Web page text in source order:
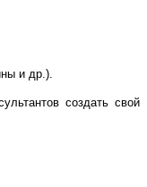
и др.).
создать свой